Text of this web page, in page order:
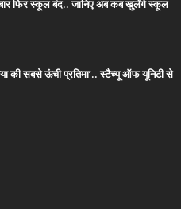
फिर स्कूल बंद.. जानिए अब कब खुलेंगे स्कूल
की सबसे ऊंची प्रतिमा’.. स्टैच्यू ऑफ यूनिटी से